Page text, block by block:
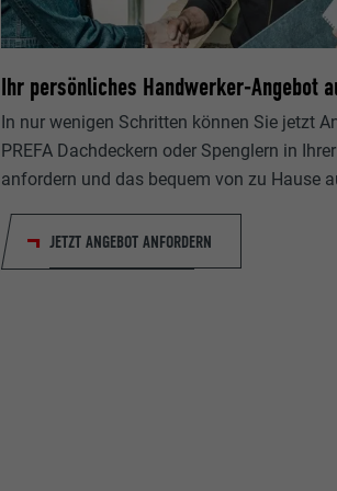
Ihr persönliches Handwerker-Angebot
In nur wenigen Schritten können Sie jetzt
PREFA Dachdeckern oder Spenglern in
anfordern und das bequem von zu Hause
JETZT ANGEBOT ANFORDERN
Webseite.